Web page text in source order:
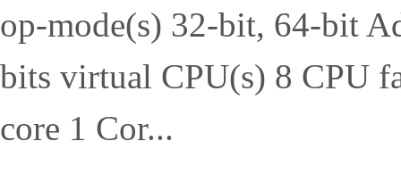
op-mode(s) 32-bit, 64-bit
bits virtual CPU(s) 8 CPU
core 1 Cor...